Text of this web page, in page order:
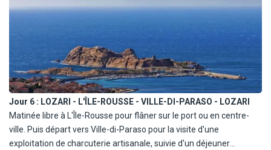
Palmarella avec vue sur Girolata. Retour et dîner à l'hôtel.
Jour 6 : LOZARI - L'ÎLE-ROUSSE - VILLE-DI-PARASO - LOZARI
Matinée libre à L'Île-Rousse pour flâner sur le port ou en centre-
ville. Puis départ vers Ville-di-Paraso pour la visite d'une
exploitation de charcuterie artisanale, suivie d'un déjeuner